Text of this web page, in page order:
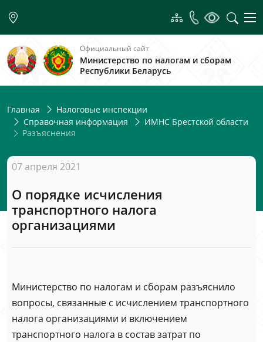
Официальный сайт
Министерство по налогам и сборам
Республики Беларусь
Главная
Налоговые инспекции
Справочная информация
ИМНС Брестской области
Разъяснения
07 апреля 2021
О порядке исчисления
транспортного налога
организациями
Министерство по налогам и сборам разъяснило
вопросы, связанные с исчислением транспортного
налога организациями и включением
транспортного налога в состав затрат по